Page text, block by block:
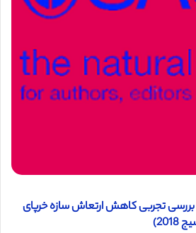
بررسی تجربی کاهش ارتعاش سازه خرپای